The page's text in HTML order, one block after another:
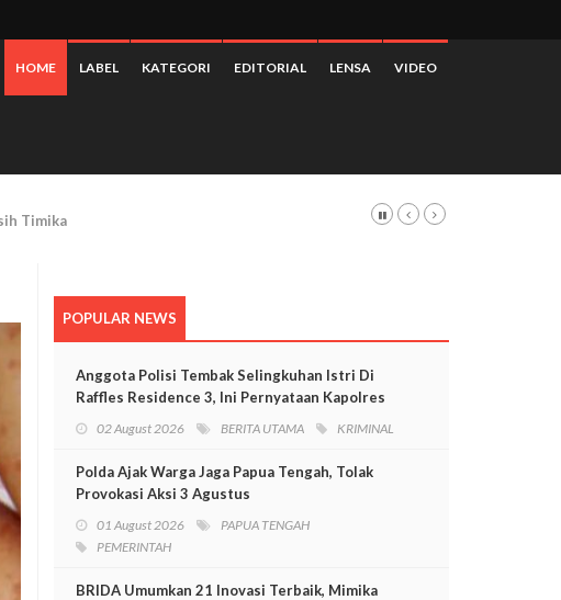
HOME LABEL KATEGORI EDITORIAL LENSA VIDEO
POPULAR NEWS
Anggota Polisi Tembak Selingkuhan Istri Di
Raffles Residence 3, Ini Pernyataan Kapolres
02 August 2026 BERITA UTAMA KRIMINAL
Polda Ajak Warga Jaga Papua Tengah, Tolak
Provokasi Aksi 3 Agustus
01 August 2026
PAPUA TENGAH
PEMERINTAH
BRIDA Umumkan 21 Inovasi Terbaik, Mimika